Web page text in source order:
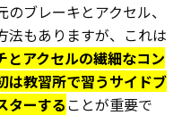
ブレーキとアクセル、
法もありますが、これは
とアクセルの繊細なコン
は教習所で習うサイドブ
ターすることが重要で